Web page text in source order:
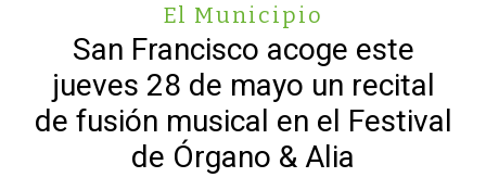
El Municipio
San Francisco acoge este
jueves 28 de mayo un recital
de fusión musical en el Festival
de Órgano & Alia